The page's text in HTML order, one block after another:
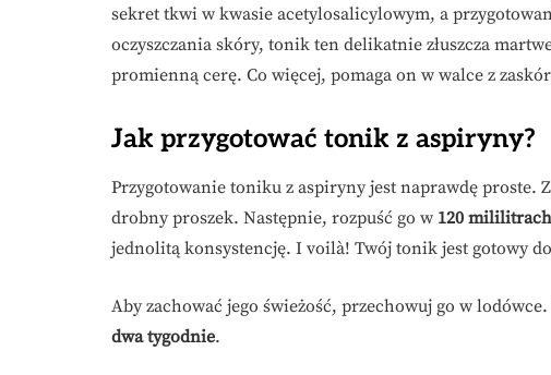
sekret tkwi w kwasie acetylosalicylowym, a
oczyszczania skóry, tonik ten delikatnie złuszcza
promienną cerę. Co więcej, pomaga on w walce z
Jak przygotować tonik z aspiryny?
Przygotowanie toniku z aspiryny jest naprawdę proste.
drobny proszek. Następnie, rozpuść go w 120
jednolitą konsystencję. I voilà! Twój tonik jest gotowy do
Aby zachować jego świeżość, przechowuj go w
dwa tygodnie.